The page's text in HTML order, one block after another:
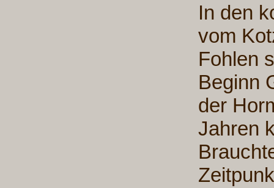
In den
vom
Fohlen
Beginn
der
Jahren